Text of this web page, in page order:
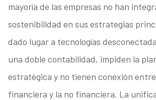
mayoría de las empresas no han
sostenibilidad en sus estrategias
dado lugar a tecnologías
una doble contabilidad, impiden la
estratégica y no tienen conexión
financiera y la no financiera. La